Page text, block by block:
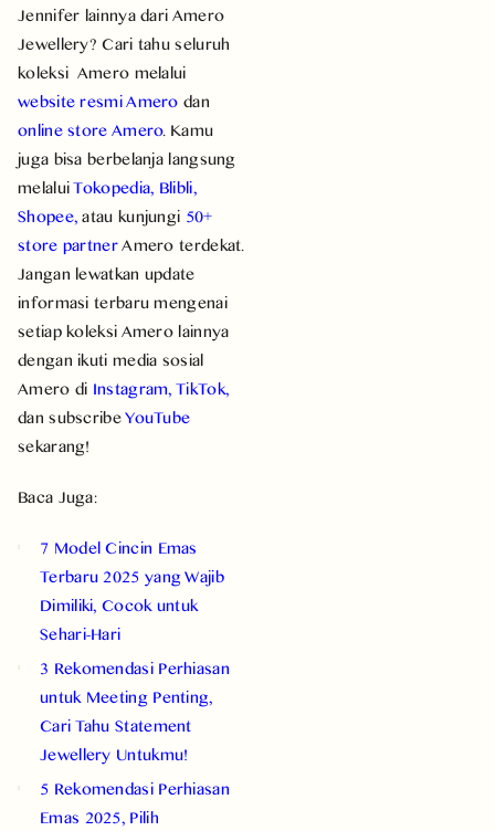
Jennifer lainnya dari Amero
Jewellery? Cari tahu seluruh
koleksi Amero melalui
website resmi Amero dan
online store Amero. Kamu
juga bisa berbelanja langsung
melaluiTokopedia, Blibli,
Shopee,atau kunjungi 50+
store partnerAmero terdekat.
Jangan lewatkan update
informasi terbaru mengenai
setiap koleksi Amero lainnya
dengan ikuti media sosial
Amero di Instagram,TikTok,
dan subscribeYouTube
sekarang!
Baca Juga:
7 Model Cincin Emas
Terbaru 2025 yang Wajib
Dimiliki, Cocok untuk
Sehari-Hari
3 Rekomendasi Perhiasan
untuk Meeting Penting,
Cari Tahu Statement
Jewellery Untukmu!
5 Rekomendasi Perhiasan
Emas 2025, Pilih